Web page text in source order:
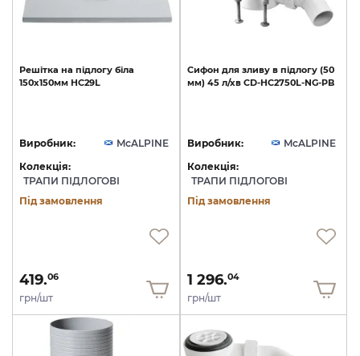
Решітка на підлогу біла
150х150мм HC29L
Виробник:
McALPINE
Колекція:
ТРАПИ ПІДЛОГОВІ
Під замовлення
419.06
грн/шт
Сифон для зливу в підлогу (50
мм) 45 л/хв CD-HC2750L-NG-PB
Виробник:
McALPINE
Колекція:
ТРАПИ ПІДЛОГОВІ
Під замовлення
1 296.04
грн/шт